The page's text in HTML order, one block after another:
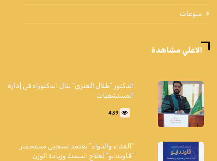
منوعات
الاعلي مشاهدة
الدكتور "طلال العنزي" ينال الدكتوراه في إدارة
المستشفيات
439
"الغذاء والدواء" تعتمد تسجيل مستحضر
"فاوندايو" لعلاج السمنة وزيادة الوزن